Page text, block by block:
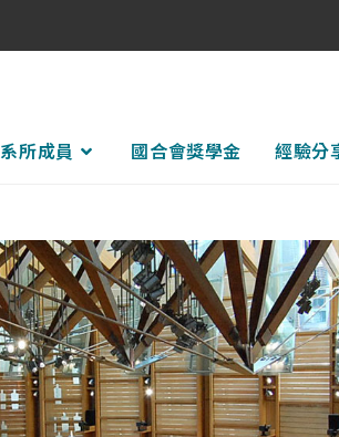
系所成員 國合會獎學金 經驗分